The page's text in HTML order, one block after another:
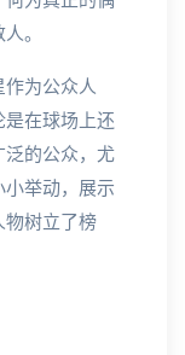
。
为公众人
在球场上还
泛的公众，尤
举动，展示
物树立了榜